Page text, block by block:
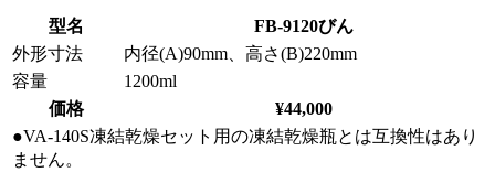
型名
FB-9120びん
外形寸法
内径(A)90mm、高さ(B)220mm
容量
1200ml
価格
¥44,000
●VA-140S凍結乾燥セット用の凍結乾燥瓶とは互換性はあり
ません。